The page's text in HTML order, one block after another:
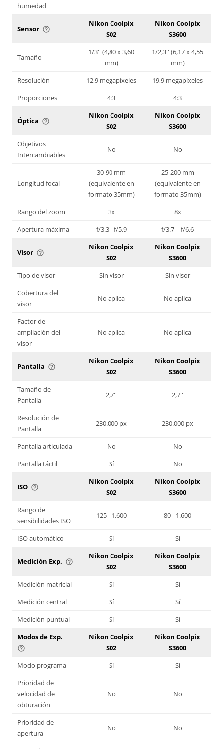
humedad
Sensor help_outline
Nikon Coolpix
S02
Nikon Coolpix
S3600
Tamaño
1/3'' (4,80 x 3,60
mm)
1/2,3'' (6,17 x 4,55
mm)
Resolución
12,9 megapíxeles
19,9 megapíxeles
Proporciones
4:3 4:3
Óptica help_outline
Nikon Coolpix
S02
Nikon Coolpix
S3600
Objetivos
Intercambiables
No No
Longitud focal
30-90 mm
(equivalente en
formato 35mm)
25-200 mm
(equivalente en
formato 35mm)
Rango del zoom
3x
8x
Apertura máxima
f/3.3 - f/5.9 f/3.7 – f/6.6
Visor help_outline
Nikon Coolpix
S02
Nikon Coolpix
S3600
Tipo de visor
Sin visor
Sin visor
Cobertura del
visor
No aplica No aplica
Factor de
ampliación del
visor
No aplica No aplica
Pantalla help_outline
Nikon Coolpix
S02
Nikon Coolpix
S3600
Tamaño de
Pantalla
2,7'' 2,7''
Resolución de
Pantalla
230.000 px 230.000 px
Pantalla articulada No
No
Pantalla táctil
Sí No
ISO help_outline
Nikon Coolpix
S02
Nikon Coolpix
S3600
Rango de
sensibilidades ISO
125 - 1.600 80 - 1.600
ISO automático Sí Sí
Medición Exp. help_outline
Nikon Coolpix
S02
Nikon Coolpix
S3600
Medición matricial
Sí
Sí
Medición central
Sí
Sí
Medición puntual
Sí
Sí
Modos de Exp.
help_outline
Nikon Coolpix
S02
Nikon Coolpix
S3600
Modo programa
Sí
Sí
Prioridad de
velocidad de
obturación
No No
Prioridad de
apertura
No No